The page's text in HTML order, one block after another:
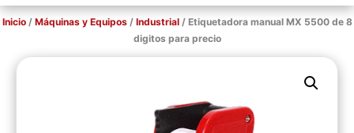
Inicio/ Máquinas y Equipos/ Industrial/ Etiquetadora manual MX 5500 de 8
digitos para precio